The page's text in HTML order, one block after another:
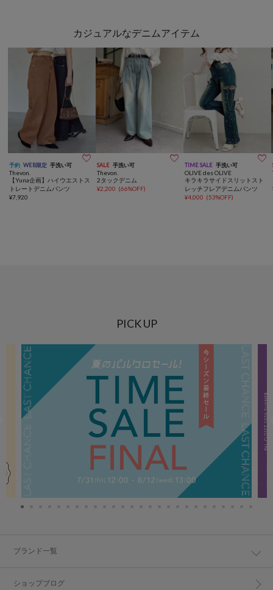
カジュアルなデニムアイテム
予約 WEB限定 手洗い可 
Thevon.
【Yuna企画】ハイウエストス
トレートデニムパンツ
¥7,920
SALE 手洗い可 
Thevon.
2タックデニム
¥2,200 (66%OFF)
TIME SALE 手洗い可 
OLIVE des OLIVE
キラキラサイドスリットスト
レッチフレアデニムパンツ
¥4,000 (53%OFF)
PICK UP
ブランド一覧
ショップブログ